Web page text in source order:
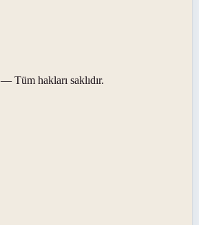
— Tüm hakları saklıdır.